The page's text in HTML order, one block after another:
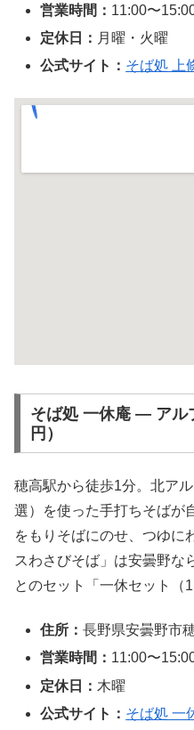
営業時間： 11:00〜
定休日： 月曜・火曜
公式サイト： そば処 上
そば処 一休庵 ― アル
円）
穂高駅から徒歩1分。北ア
選）を使った手打ちそばが
をもりそばにのせ、つゆに
スわさびそば」は安曇野な
とのセット「一休セット（
住所：長野県安曇野市
営業時間： 11:00〜
定休日： 木曜
公式サイト： そば処 一